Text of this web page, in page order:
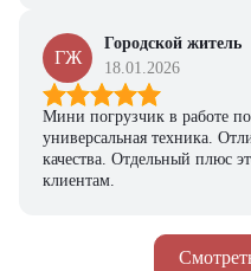
ГЖ
Городской житель
18.01.2026
Мини погрузчик в работе
универсальная техника.
качества. Отдельный плюс
клиентам.